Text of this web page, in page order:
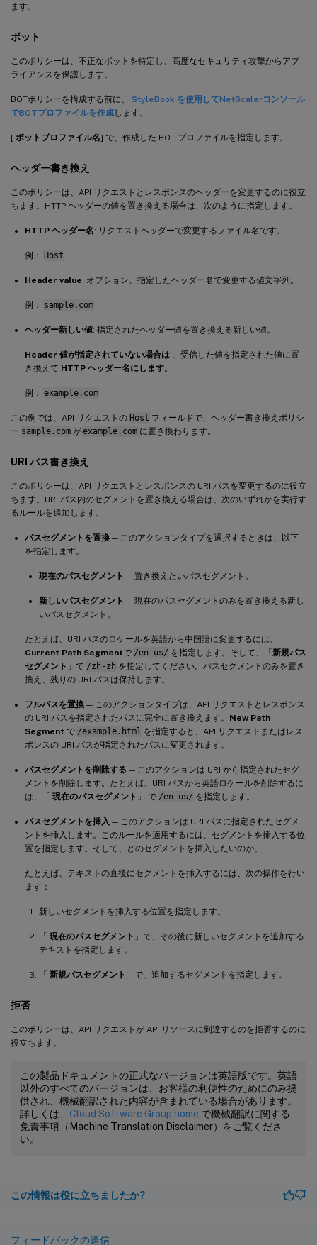
ます。
ボット
このポリシーは、不正なボットを特定し、高度なセキュリティ攻撃からアプ
ライアンスを保護します。
BOTポリシーを構成する前に、 StyleBook を使用してNetScalerコンソール
でBOTプロファイルを作成します。
[ ボットプロファイル名] で、作成した BOT プロファイルを指定します。
ヘッダー書き換え
このポリシーは、API リクエストとレスポンスのヘッダーを変更するのに役立
ちます。HTTP ヘッダーの値を置き換える場合は、次のように指定します。
HTTP ヘッダー名: リクエストヘッダーで変更するファイル名です。
例： Host
Header value: オプション、指定したヘッダー名で変更する値文字列。
例： sample.com
ヘッダー新しい値: 指定されたヘッダー値を置き換える新しい値。
Header 値が指定されていない場合は 、受信した値を指定された値に置
き換えて HTTP ヘッダー名にします。
例： example.com
この例では、API リクエストの Host フィールドで、ヘッダー書き換えポリシ
ー sample.com がexample.com に置き換わります。
URI パス書き換え
このポリシーは、API リクエストとレスポンスの URI パスを変更するのに役立
ちます。URI パス内のセグメントを置き換える場合は、次のいずれかを実行す
るルールを追加します。
パスセグメントを置換 — このアクションタイプを選択するときは、以下
を指定します。
現在のパスセグメント — 置き換えたいパスセグメント。
新しいパスセグメント — 現在のパスセグメントのみを置き換える新し
いパスセグメント。
たとえば、URI パスのロケールを英語から中国語に変更するには、
Current Path Segmentで /en-us/ を指定します。そして、「新規パス
セグメント 」で /zh-zh を指定してください。パスセグメントのみを置き
換え、残りの URI パスは保持します。
フルパスを置換 — このアクションタイプは、API リクエストとレスポンス
の URI パスを指定されたパスに完全に置き換えます。 New Path
Segment で /example.html を指定すると、API リクエストまたはレス
ポンスの URI パスが指定されたパスに変更されます。
パスセグメントを削除する — このアクションは URI から指定されたセグ
メントを削除します。たとえば、URI パスから英語ロケールを削除するに
は、「 現在のパスセグメント 」 で /en-us/ を指定します。
パスセグメントを挿入 — このアクションは URI パスに指定されたセグメ
ントを挿入します。このルールを適用するには、セグメントを挿入する位
置を指定します。そして、どのセグメントを挿入したいのか。
たとえば、テキストの直後にセグメントを挿入するには、次の操作を行い
ます：
新しいセグメントを挿入する位置を指定します。
「 現在のパスセグメント 」で、その後に新しいセグメントを追加する
テキストを指定します。
「 新規パスセグメント 」で、追加するセグメントを指定します。
拒否
このポリシーは、API リクエストが API リソースに到達するのを拒否するのに
役立ちます。
この製品ドキュメントの正式なバージョンは英語版です。英語
以外のすべてのバージョンは、お客様の利便性のためにのみ提
供され、機械翻訳された内容が含まれている場合があります。
詳しくは、 Cloud Software Group home で機械翻訳に関する
免責事項（Machine Translation Disclaimer）をご覧くださ
い。
この情報は役に立ちましたか?
フィードバックの送信